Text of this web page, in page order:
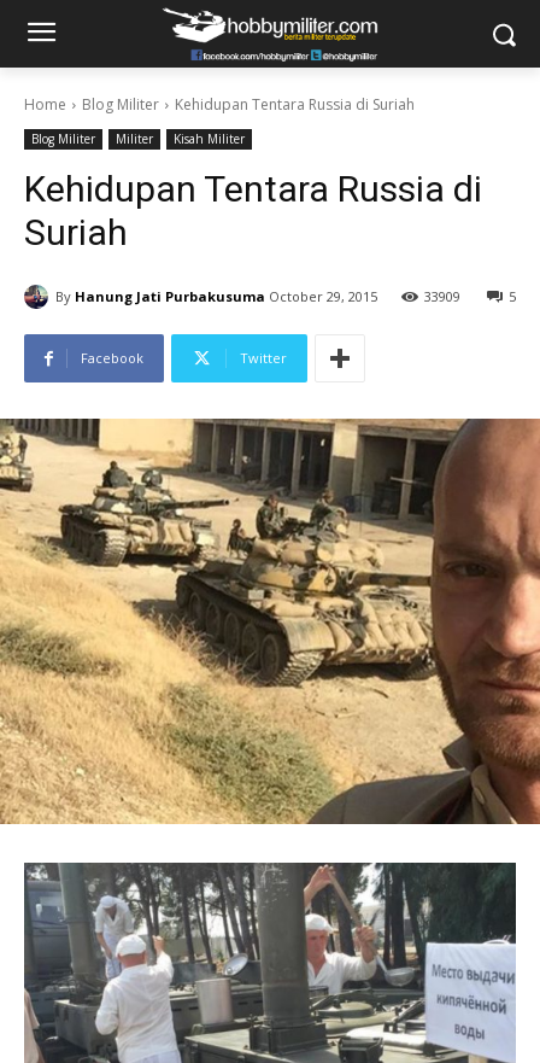
Home Blog Militer Kehidupan Tentara Russia di Suriah
Blog Militer Militer Kisah Militer
Kehidupan Tentara Russia di
Suriah
By Hanung Jati Purbakusuma October 29, 2015 5
33909
Facebook Twitter